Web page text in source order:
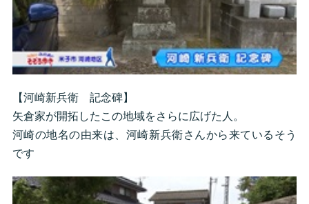
【河崎新兵衛 記念碑】
矢倉家が開拓したこの地域をさらに広げた人。
河崎の地名の由来は、河崎新兵衛さんから来ているそう
です